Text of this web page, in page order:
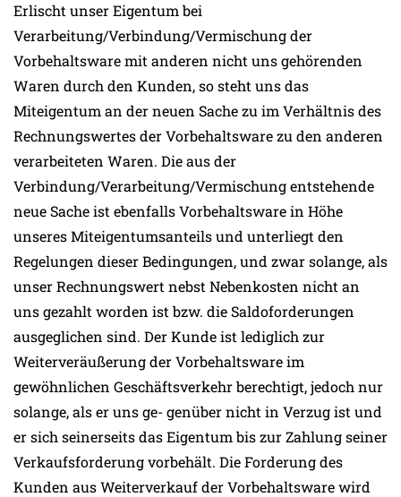
Erlischt unser Eigentum bei
Verarbeitung/Verbindung/Vermischung der
Vorbehaltsware mit anderen nicht uns gehörenden
Waren durch den Kunden, so steht uns das
Miteigentum an der neuen Sache zu im Verhältnis des
Rechnungswertes der Vorbehaltsware zu den anderen
verarbeiteten Waren. Die aus der
Verbindung/Verarbeitung/Vermischung entstehende
neue Sache ist ebenfalls Vorbehaltsware in Höhe
unseres Miteigentumsanteils und unterliegt den
Regelungen dieser Bedingungen, und zwar solange, als
unser Rechnungswert nebst Nebenkosten nicht an
uns gezahlt worden ist bzw. die Saldoforderungen
ausgeglichen sind. Der Kunde ist lediglich zur
Weiterveräußerung der Vorbehaltsware im
gewöhnlichen Geschäftsverkehr berechtigt, jedoch nur
solange, als er uns ge- genüber nicht in Verzug ist und
er sich seinerseits das Eigentum bis zur Zahlung seiner
Verkaufsforderung vorbehält. Die Forderung des
Kunden aus Weiterverkauf der Vorbehaltsware wird